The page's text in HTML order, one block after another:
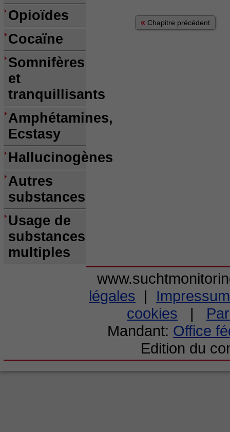
Opioïdes
Cocaïne
Somnifères
et
tranquillisants
Amphétamines,
Ecstasy
Hallucinogènes
Autres
substances
Usage de
substances
multiples
« Chapitre précédent
légales | Impressum
cookies |
Mandant: Office
Edition du